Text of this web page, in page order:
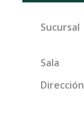
Sucursal
Sala
Dirección